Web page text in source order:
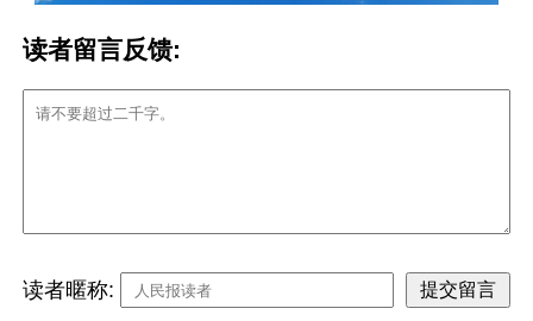
读者留言反馈:
读者暱称: